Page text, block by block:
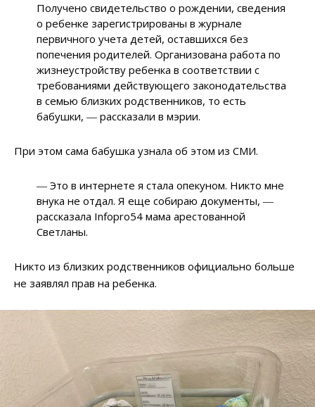
Получено свидетельство о рождении, сведения
о ребенке зарегистрированы в журнале
первичного учета детей, оставшихся без
попечения родителей. Организована работа по
жизнеустройству ребенка в соответствии с
требованиями действующего законодательства
в семью близких родственников, то есть
бабушки, ― рассказали в мэрии.
При этом сама бабушка узнала об этом из СМИ.
― Это в интернете я стала опекуном. Никто мне
внука не отдал. Я еще собираю документы, ―
рассказала Infopro54 мама арестованной
Светланы.
Никто из близких родственников официально больше
не заявлял прав на ребенка.